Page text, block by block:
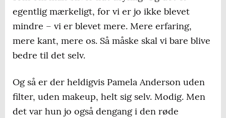
egentlig mærkeligt, for vi er jo ikke blevet
mindre – vi er blevet mere. Mere erfaring,
mere kant, mere os. Så måske skal vi bare blive
bedre til det selv.
Og så er der heldigvis Pamela Anderson uden
filter, uden makeup, helt sig selv. Modig. Men
det var hun jo også dengang i den røde